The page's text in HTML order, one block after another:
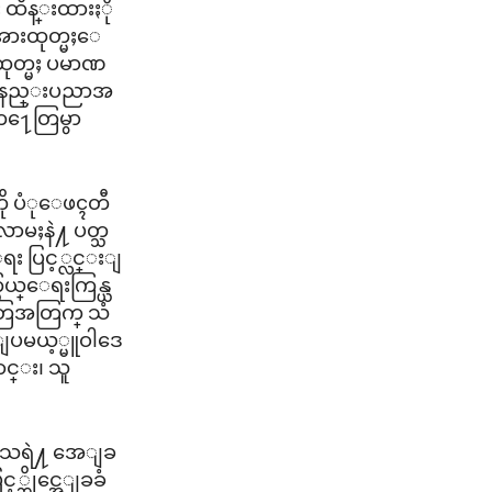
ထိန္းထားႏို
းထုတ္မႈေ
မႈ ပမာဏ
နည္းပညာအ
ေတြမွာ
ကို ပံုေဖၚတီ
ႈနဲ႔ ပတ္သ
း ပြင့္လင္းျ
ေရးကြန္ယ
တြအတြက္ သံ
ပမယ့္မူဝါဒေ
း၊ သူ
ရဲ႔ အေျခ
င္အေျခခံ